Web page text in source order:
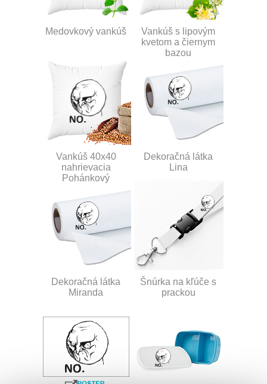
Medovkový vankúš
Vankúš s lipovým
kvetom a čiernym
bazou
Vankúš 40x40
nahrievacia
Pohánkový
Dekoračná látka
Lina
Dekoračná látka
Miranda
Šnúrka na kľúče s
prackou